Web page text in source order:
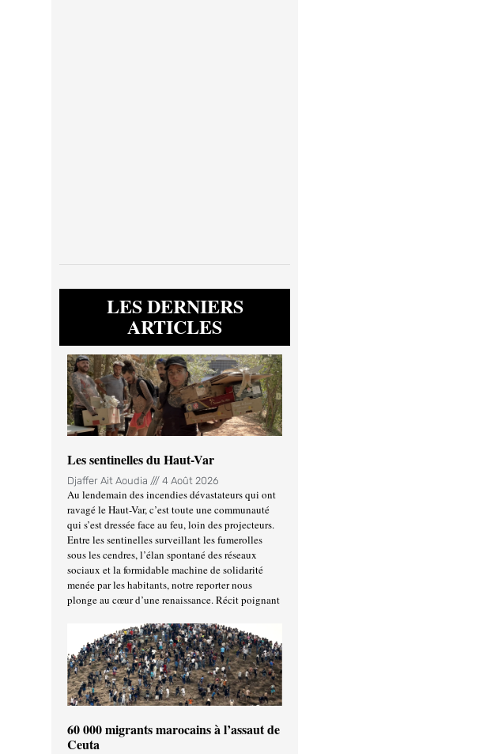
LES DERNIERS
ARTICLES
Les sentinelles du Haut-Var
Djaffer Ait Aoudia 4 Août 2026
Au lendemain des incendies dévastateurs qui ont
ravagé le Haut-Var, c’est toute une communauté
qui s’est dressée face au feu, loin des projecteurs.
Entre les sentinelles surveillant les fumerolles
sous les cendres, l’élan spontané des réseaux
sociaux et la formidable machine de solidarité
menée par les habitants, notre reporter nous
plonge au cœur d’une renaissance. Récit poignant
60 000 migrants marocains à l’assaut de
Ceuta